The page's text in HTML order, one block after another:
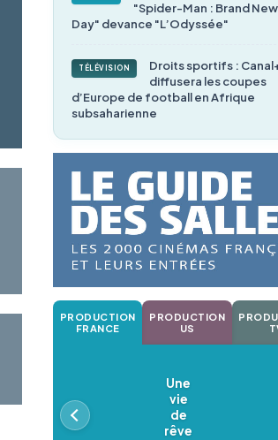
"Spider-Man : Brand New
Day" devance "L’Odyssée"
TÉLÉVISION
Droits sportifs :
diffusera les coupes
d’Europe de football en Afrique
subsaharienne
PRODUCTION
FRANCE
PRODUCTION
US
Une
vie
de
rêve